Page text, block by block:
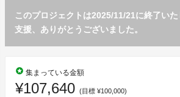
このプロジェクトは2025/11/21に終了い
支援、ありがとうございました。
stars 集まっている金額
¥107,640 (目標 ¥100,000)